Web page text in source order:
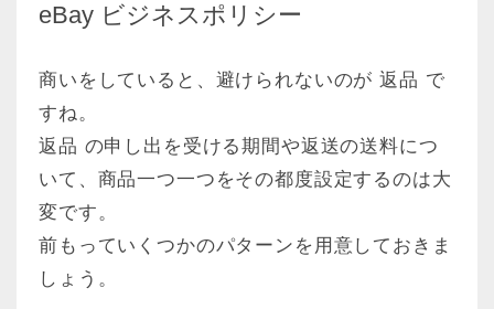
eBay ビジネスポリシー
商いをしていると、避けられないのが 返品 で
すね。
返品 の申し出を受ける期間や返送の送料につ
いて、商品一つ一つをその都度設定するのは大
変です。
前もっていくつかのパターンを用意しておきま
しょう。